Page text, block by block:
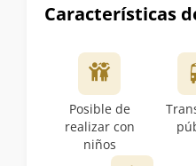
Características
Posible de
realizar con
niños